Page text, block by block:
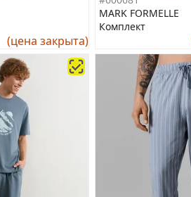
(цена закрыта)
MARK FORMELLE
Комплект